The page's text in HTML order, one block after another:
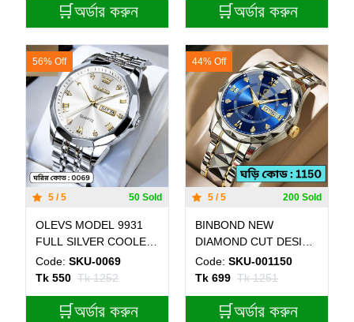
PUSH🛒অর্ডার করুন 🛒অর্ডার করুন
56% Off
5 / 5 50 Sold
OLEVS MODEL 9931
FULL SILVER COOLER
WATCH- MAN WATCH -
LOCK PUSH
Code: SKU-0069
Tk 550 Tk 1252
🛒অর্ডার করুন
44% Off
5 / 5 200 Sold
BINBOND NEW
DIAMOND CUT DESIGN
TOTON AR DIAL BLUE
COLOUR WATCH for
Code: SKU-001150
Tk 699 Tk 1251
🛒অর্ডার করুন